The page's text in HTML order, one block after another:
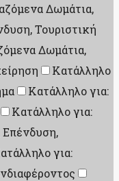
Δωμάτια,
Τουριστική
Δωμάτια,
Κατάλληλο
Κατάλληλο για:
Κατάλληλο για:
Επένδυση,
για: